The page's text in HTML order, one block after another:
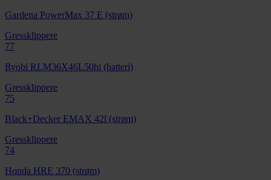
Gardena PowerMax 37 E (strøm)
Gressklippere
77
Ryobi RLM36X46L50hi (batteri)
Gressklippere
75
Black+Decker EMAX 42l (strøm)
Gressklippere
74
Honda HRE 370 (strøm)